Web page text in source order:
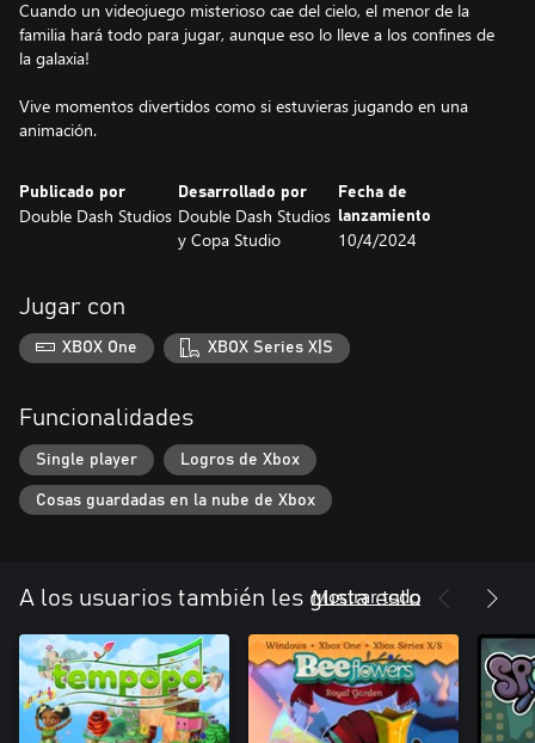
Cuando un videojuego misterioso cae del cielo, el menor de la
familia hará todo para jugar, aunque eso lo lleve a los confines de
la galaxia!
Vive momentos divertidos como si estuvieras jugando en una
animación.
Publicado por
Double Dash Studios
Desarrollado por
Double Dash Studios
y Copa Studio
Fecha de
lanzamiento
10/4/2024
Jugar con
XBOX One XBOX Series X|S
Funcionalidades
Single player Logros de Xbox
Cosas guardadas en la nube de Xbox
A los usuarios también les gusta esto
Mostrar todo